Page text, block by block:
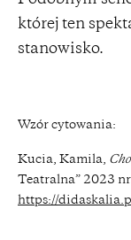
której ten
stanowisko.
Wzór cytowania:
Kucia, Kamila,
Teatralna” 2023 nr
https://